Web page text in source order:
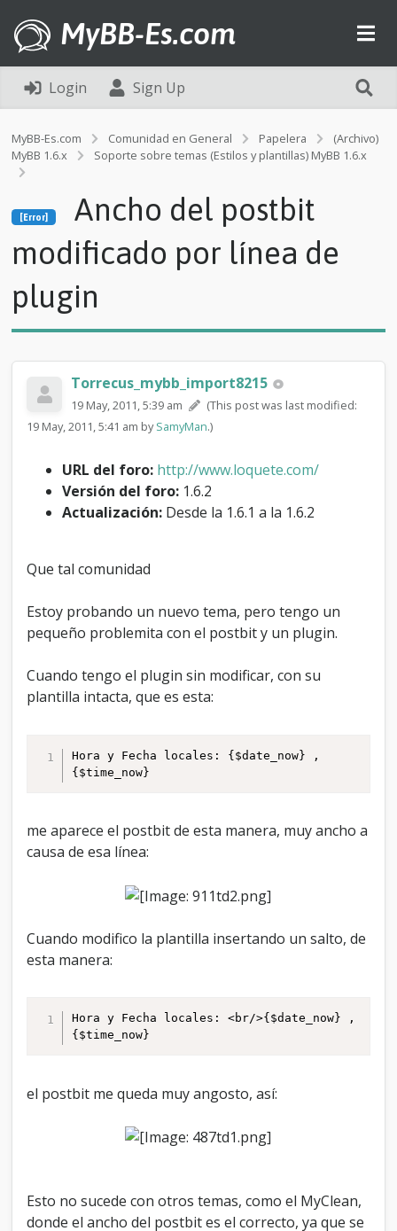
MyBB-Es.com
Login Sign Up
MyBB-Es.com Comunidad en General Papelera
(Archivo)
MyBB 1.6.x
Soporte sobre temas (Estilos y plantillas) MyBB 1.6.x
n
h
d
e
b
i
a
o
o
l
í
u
i
[Error]
Ancho del postbit
modificado por línea de
plugin
Torrecus_mybb_import8215
19 May, 2011, 5:39 am
(This post was last modified:
19 May, 2011, 5:41 am bySamyMan.)
URL del foro: http://www.loquete.com/
Versión del foro: 1.6.2
Actualización: Desde la 1.6.1 a la 1.6.2
Que tal comunidad
Estoy probando un nuevo tema, pero tengo un
pequeño problemita con el postbit y un plugin.
Cuando tengo el plugin sin modificar, con su
plantilla intacta, que es esta:
Hora y Fecha locales: {$date_now} ,
{$time_now}
me aparece el postbit de esta manera, muy ancho a
causa de esa línea:
Cuando modifico la plantilla insertando un salto, de
esta manera:
Hora y Fecha locales: <br/>{$date_now} ,
{$time_now}
el postbit me queda muy angosto, así:
Esto no sucede con otros temas, como el MyClean,
donde el ancho del postbit es el correcto, ya que se